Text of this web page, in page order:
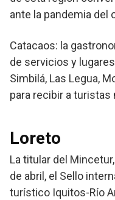
ante la pandemia del
Catacaos: la
de servicios y
Simbilá, Las Legua,
para recibir a
Loreto
La titular del
de abril, el Sello
turístico Iquitos-Río